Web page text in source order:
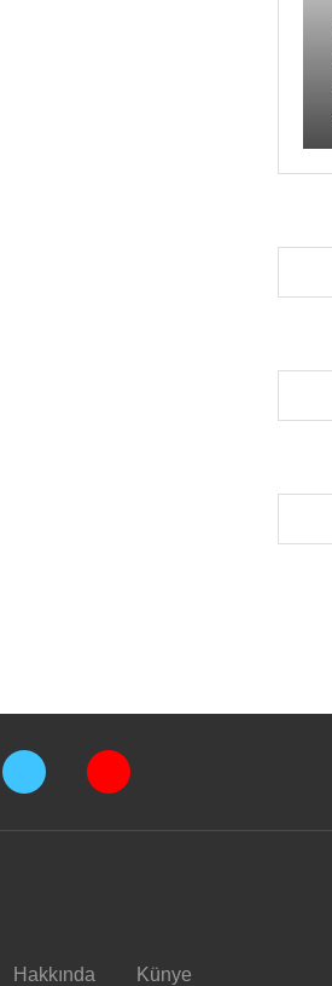
Hakkında Künye